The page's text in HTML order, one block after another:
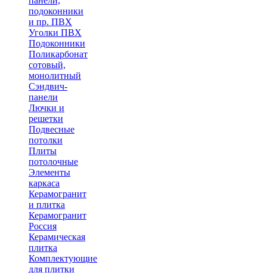
подоконники
и пр. ПВХ
Уголки ПВХ
Подоконники
Поликарбонат
сотовый,
монолитный
Сэндвич-
панели
Лючки и
решетки
Подвесные
потолки
Плиты
потолочные
Элементы
каркаса
Керамогранит
и плитка
Керамогранит
Россия
Керамическая
плитка
Комплектующие
для плитки